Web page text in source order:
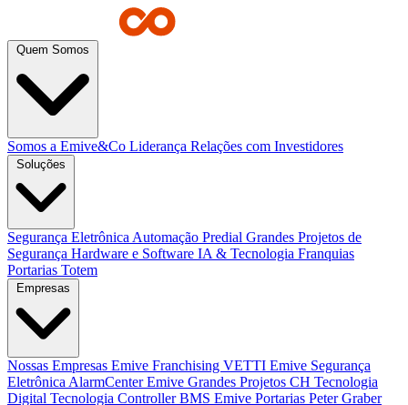
Quem Somos
Somos a Emive&Co Liderança Relações com Investidores
Soluções
Segurança Eletrônica Automação Predial Grandes Projetos de
Segurança Hardware e Software IA & Tecnologia Franquias
Portarias Totem
Empresas
Nossas Empresas Emive Franchising VETTI Emive Segurança
Eletrônica AlarmCenterEmive Grandes Projetos CH Tecnologia
Digital Tecnologia Controller BMS Emive Portarias Peter Graber